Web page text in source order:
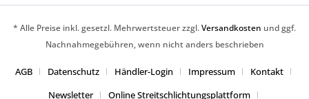
* Alle Preise inkl. gesetzl. Mehrwertsteuer zzgl.Versandkosten und ggf.
Nachnahmegebühren, wenn nicht anders beschrieben
AGB Datenschutz Händler-Login Impressum
Kontakt
Newsletter
Online Streitschlichtungsplattform